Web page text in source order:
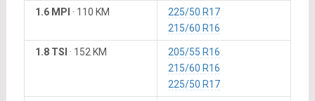
1.6 MPI · 110 KM
225/50 R17
215/60 R16
1.8 TSI · 152 KM
205/55 R16
215/60 R16
225/50 R17